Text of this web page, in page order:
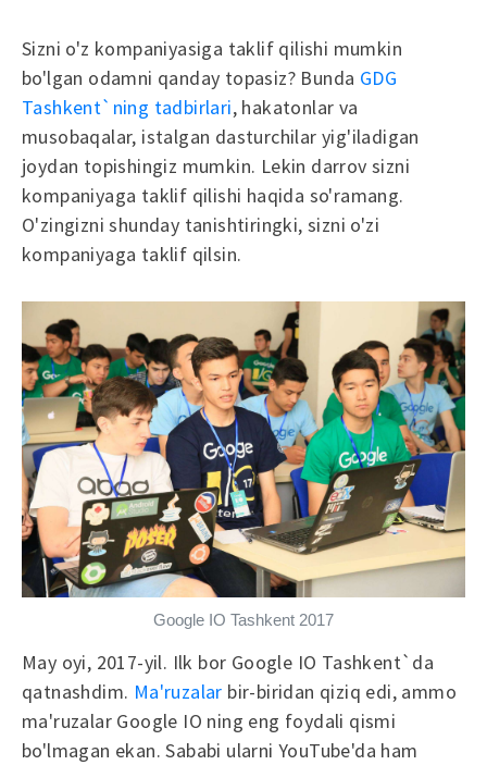
Sizni o'z kompaniyasiga taklif qilishi mumkin
bo'lgan odamni qanday topasiz? Bunda GDG
Tashkent`ning tadbirlari, hakatonlar va
musobaqalar, istalgan dasturchilar yig'iladigan
joydan topishingiz mumkin. Lekin darrov sizni
kompaniyaga taklif qilishi haqida so'ramang.
O'zingizni shunday tanishtiringki, sizni o'zi
kompaniyaga taklif qilsin.
Google IO Tashkent 2017
May oyi, 2017-yil. Ilk bor Google IO Tashkent`da
qatnashdim. Ma'ruzalar bir-biridan qiziq edi, ammo
ma'ruzalar Google IO ning eng foydali qismi
bo'lmagan ekan. Sababi ularni YouTube'da ham